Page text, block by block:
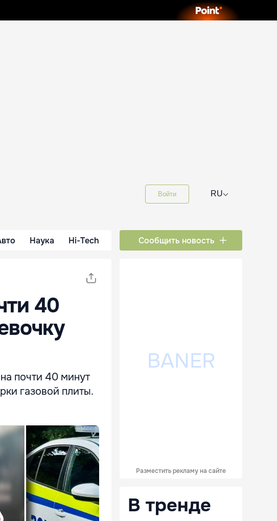
Войти RU⌵
Наука Hi-Tech Сообщить новость
40
почти 40 минут
газовой плиты.
Разместить рекламу на сайте
В тренде